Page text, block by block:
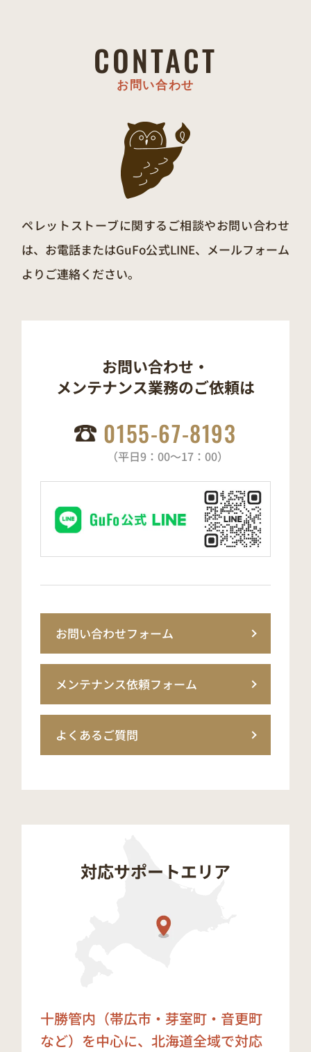
CONTACT
お問い合わせ
ペレットストーブに関するご相談やお問い合わせ
は、お電話またはGuFo公式LINE、メールフォーム
よりご連絡ください。
お問い合わせ・
メンテナンス業務のご依頼は
0155-67-8193
（平日9：00～17：00）
お問い合わせフォーム
メンテナンス依頼フォーム
よくあるご質問
対応サポートエリア
十勝管内（帯広市・芽室町・音更町
など）を中心に、北海道全域で対応